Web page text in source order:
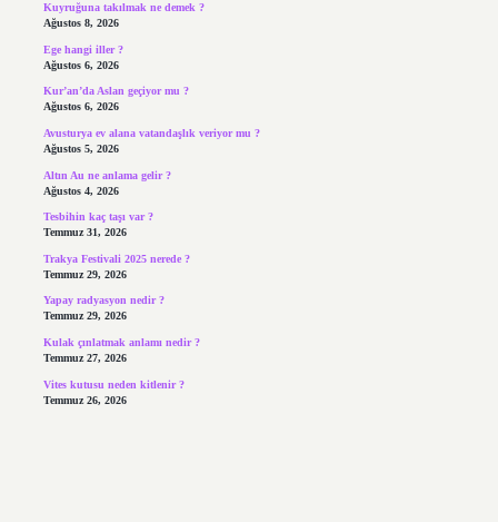
Kuyruğuna takılmak ne demek ?
Ağustos 8, 2026
Ege hangi iller ?
Ağustos 6, 2026
Kur’an’da Aslan geçiyor mu ?
Ağustos 6, 2026
Avusturya ev alana vatandaşlık veriyor mu ?
Ağustos 5, 2026
Altın Au ne anlama gelir ?
Ağustos 4, 2026
Tesbihin kaç taşı var ?
Temmuz 31, 2026
Trakya Festivali 2025 nerede ?
Temmuz 29, 2026
Yapay radyasyon nedir ?
Temmuz 29, 2026
Kulak çınlatmak anlamı nedir ?
Temmuz 27, 2026
Vites kutusu neden kitlenir ?
Temmuz 26, 2026